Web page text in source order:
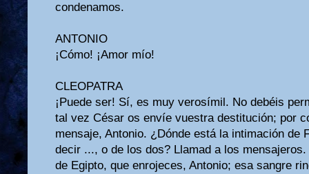
condenamos.
ANTONIO
¡Cómo! ¡Amor mío!
CLEOPATRA
¡Puede ser! Sí, es muy verosímil. No debéis
tal vez César os envíe vuestra destitución; por
mensaje, Antonio. ¿Dónde está la intimación de
decir ..., o de los dos? Llamad a los
de Egipto, que enrojeces, Antonio; esa sangre